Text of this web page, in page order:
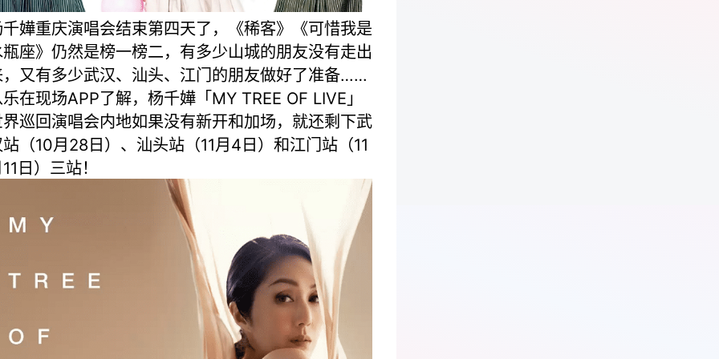
嬅重庆演唱会结束第四天了，《稀客》《可惜我是
座》仍然是榜一榜二，有多少山城的朋友没有走出
又有多少武汉、汕头、江门的朋友做好了准备……
在现场APP了解，杨千嬅「MY TREE OF LIVE」
巡回演唱会内地如果没有新开和加场，就还剩下武
（10月28日）、汕头站（11月4日）和江门站（11
日）三站！